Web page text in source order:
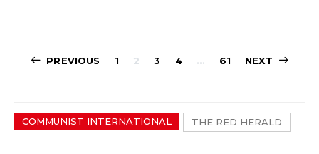
PREVIOUS 1 2 3 4 … 61 NEXT
COMMUNIST INTERNATIONAL THE RED HERALD